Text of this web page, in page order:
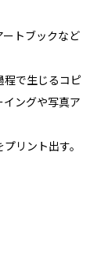
トブックなど
程で生じるコピ
ングや写真ア
リント出す。